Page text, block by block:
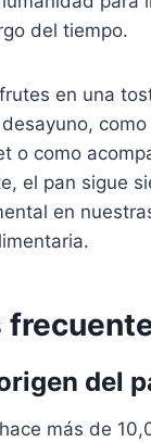
del tiempo.
en una
o como
el pan sigue
en
del
más de